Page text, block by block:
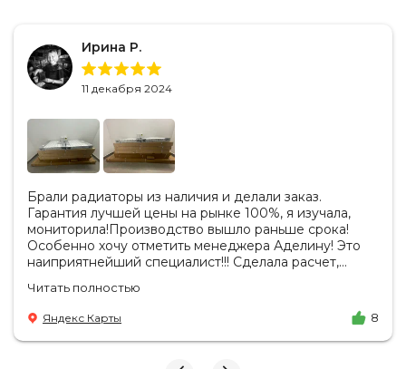
Ирина Р.
11 декабря 2024
Брали радиаторы из наличия и делали заказ.
Гарантия лучшей цены на рынке 100%, я изучала,
мониторила!Производство вышло раньше срока!
Особенно хочу отметить менеджера Аделину! Это
наиприятнейший специалист!!! Сделала расчет,
цену. Всегда на связи, на все вопросы есть ответы.
Доставка на удобный день, удобное время! Никаких
замечаний, только бесконечное удовольствие от
взаимодействия с ней. Вот это я понимаю - ЛИЦО
Читать полностью
Яндекс Карты 8